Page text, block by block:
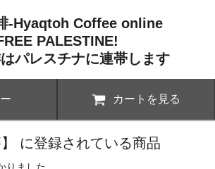
-Hyaqtoh Coffee online
PALESTINE!
パレスチナに連帯します
カートを見る
】 に登録されている商品
りました